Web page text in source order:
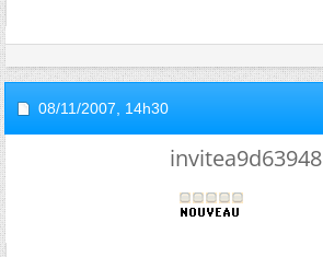
08/11/2007, 14h30
invitea9d63948